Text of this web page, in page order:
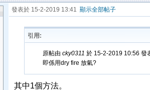
發表於 15-2-2019 13:41顯示全部帖子
引用:
原帖由cky0311 於 15-2-2019 10:56 發
即係用dry fire 放氣?
其中1個方法。